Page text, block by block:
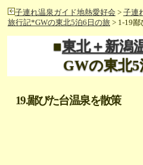
子連れ温泉ガイド地熱愛好会 > 子連
旅行記*GWの東北5泊6日の旅> 1-19鄙
■東北＋新潟
GWの東北5
19.鄙びた台温泉を散策